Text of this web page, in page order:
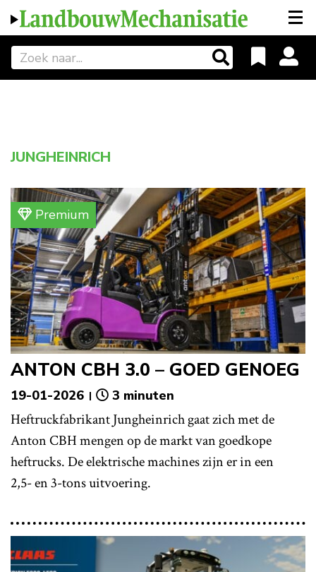
JUNGHEINRICH
Premium
ANTON CBH 3.0 – GOED GENOEG
19-01-2026 3 minuten
Heftruckfabrikant Jungheinrich gaat zich met de
Anton CBH mengen op de markt van goedkope
heftrucks. De elektrische machines zijn er in een
2,5- en 3-tons uitvoering.